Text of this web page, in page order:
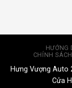
HƯỚNG
CHÍNH
Hưng Vượng Auto
Cửa